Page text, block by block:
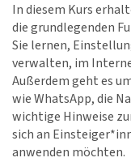
In diesem Kurs
die grundlegenden
Sie lernen,
verwalten, im
Außerdem geht es
wie WhatsApp, die
wichtige Hinweise
sich an
anwenden möchten.